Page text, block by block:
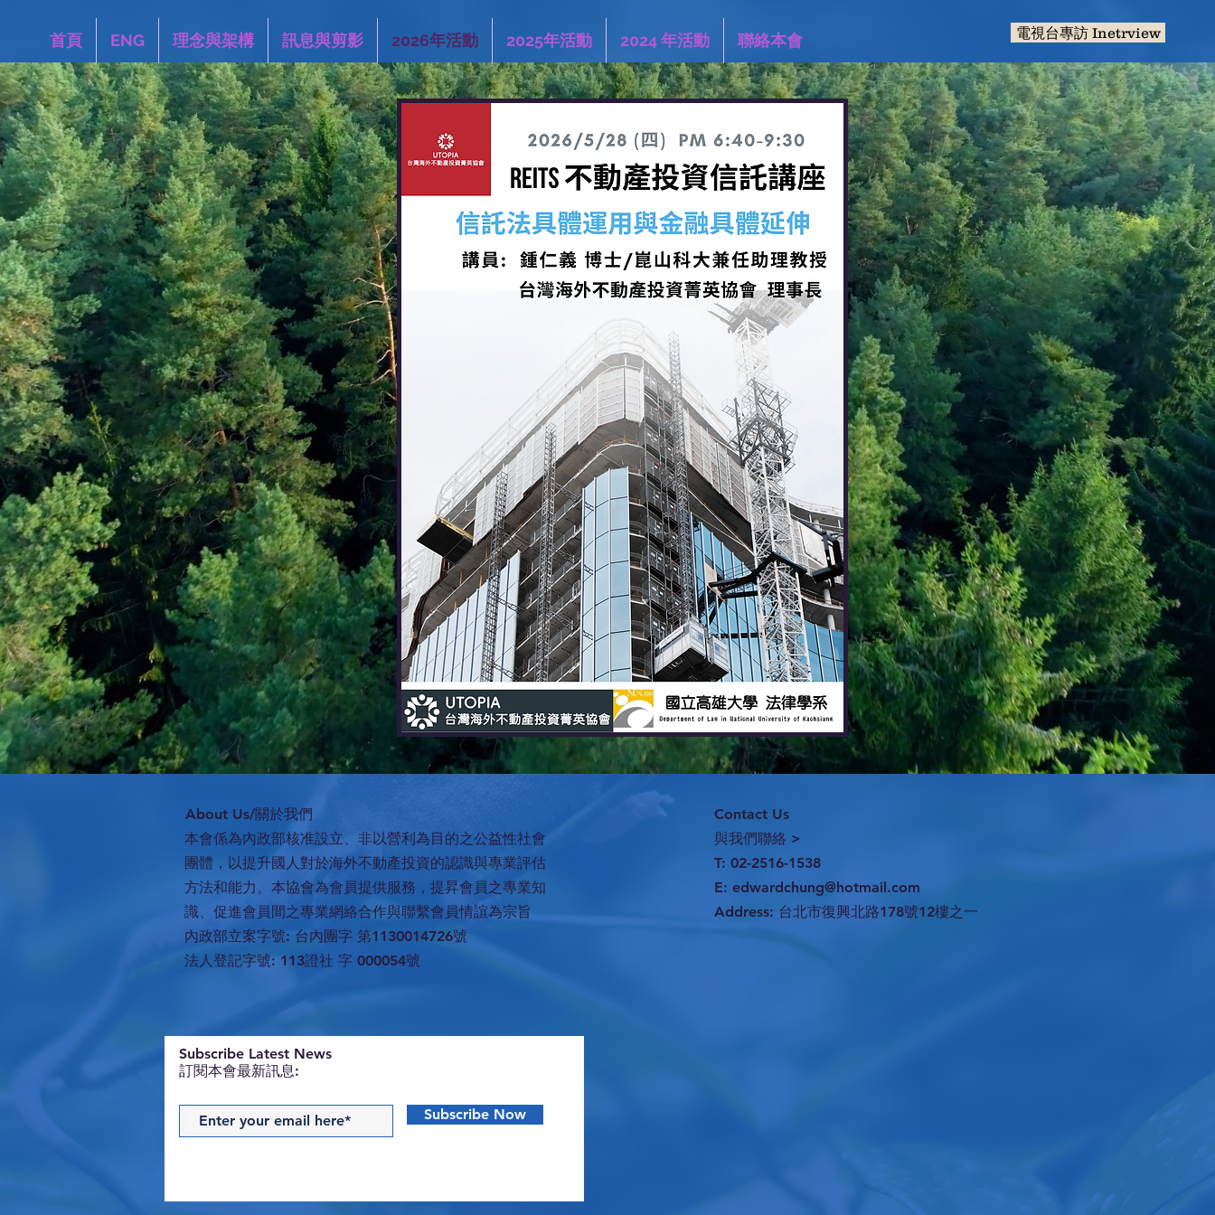
首頁 ENG 理念與架構 訊息與剪影 2026年活動 2025年活動 2024 年活動 聯絡本會 電視台專訪 Inetrview
​About Us/關於我們
本會係為內政部核准設立、非以營利為目的之公益性社會
團體，以提升國人對於海外不動產投資的認識與專業評估
方法和能力。本協會為會員提供服務，提昇會員之專業知
識、促進會員間之專業網絡合作與聯繫會員情誼為宗旨
內政部立案字號: 台內團字 第1130014726號
法人登記字號: 113證社 字 000054號
Contact Us
與我們聯絡 >
T: 02-2516-1538
E: edwardchung@hotmail.com
Address: 台北市復興北路178號12樓之一
​Subscribe Latest News
訂閱本會最新訊息:
Subscribe Now